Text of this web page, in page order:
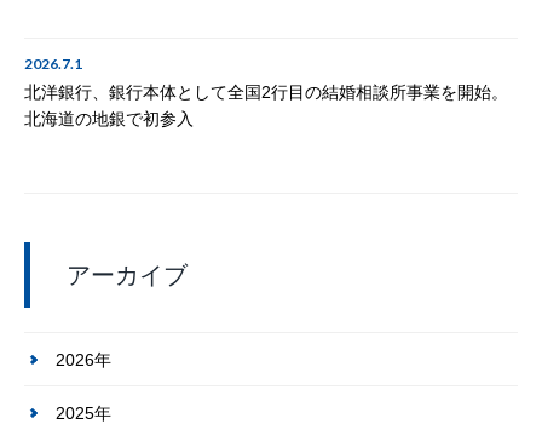
2026.7.1
北洋銀行、銀行本体として全国2行目の結婚相談所事業を開始。
北海道の地銀で初参入
アーカイブ
2026年
2025年